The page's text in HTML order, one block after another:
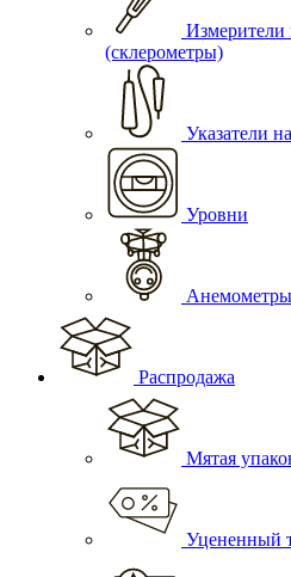
Измерители
(склерометры)
Указатели
Уровни
Распродажа
Мятая
Уцененный